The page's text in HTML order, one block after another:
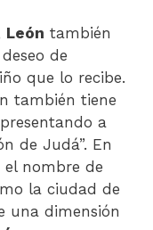
León también
de
que lo recibe.
también tiene
a
de Judá”. En
el nombre de
la ciudad de
una dimensión